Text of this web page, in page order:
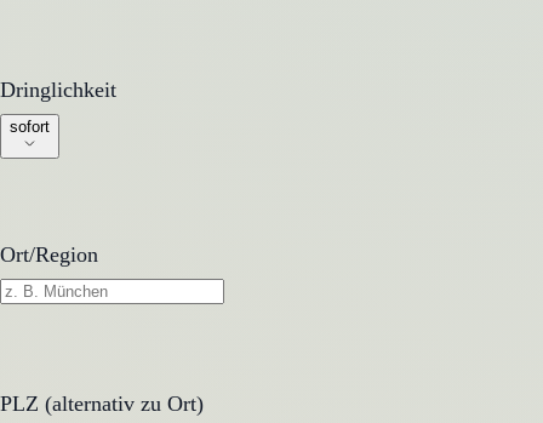
Dringlichkeit
Dringlichkeit
sofort
Ort/Region
PLZ (alternativ zu Ort)